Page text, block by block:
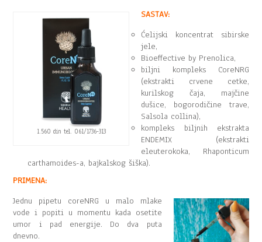
1.560 din tel. 061/1736-313
SASTAV:
Ćelijski koncentrat sibirske
jele,
Bioeffective by Prenolica,
biljni kompleks CoreNRG
(ekstrakti crvene cetke,
kurilskog čaja, majčine
dušice, bogorodičine trave,
Salsola collina),
kompleks biljnih ekstrakta
ENDEMIX (ekstrakti
eleuterokoka, Rhaponticum
carthamoides-a, bajkalskog šiška).
PRIMENA:
Jednu pipetu coreNRG u malo mlake
vode i popiti u momentu kada osetite
umor i pad energije. Do dva puta
dnevno.